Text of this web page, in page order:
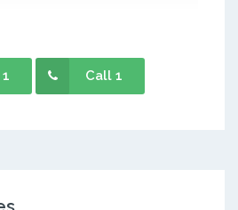
Call 1